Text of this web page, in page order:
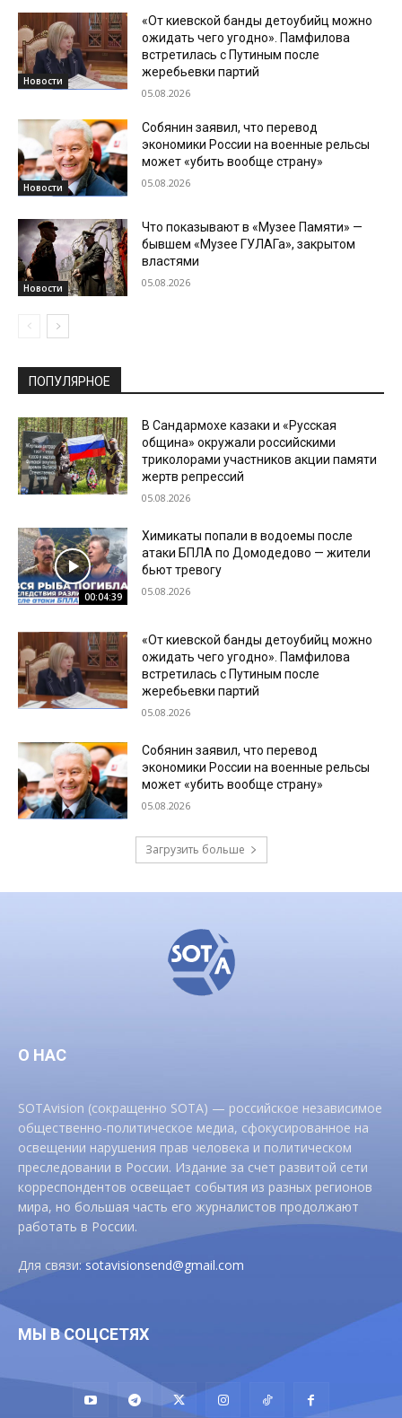
Новости
«От киевской банды детоубийц можно
ожидать чего угодно». Памфилова
встретилась с Путиным после
жеребьевки партий
05.08.2026
Новости
Собянин заявил, что перевод
экономики России на военные рельсы
может «убить вообще страну»
05.08.2026
Новости
Что показывают в «Музее Памяти» —
бывшем «Музее ГУЛАГа», закрытом
властями
05.08.2026
ПОПУЛЯРНОЕ
В Сандармохе казаки и «Русская
община» окружали российскими
триколорами участников акции памяти
жертв репрессий
05.08.2026
00:04:39
Химикаты попали в водоемы после
атаки БПЛА по Домодедово — жители
бьют тревогу
05.08.2026
«От киевской банды детоубийц можно
ожидать чего угодно». Памфилова
встретилась с Путиным после
жеребьевки партий
05.08.2026
Собянин заявил, что перевод
экономики России на военные рельсы
может «убить вообще страну»
05.08.2026
Загрузить больше
О НАС
SOTAvision (сокращенно SOTA) — российское независимое
общественно-политическое медиа, сфокусированное на
освещении нарушения прав человека и политическом
преследовании в России. Издание за счет развитой сети
корреспондентов освещает события из разных регионов
мира, но большая часть его журналистов продолжают
работать в России.
Для связи:sotavisionsend@gmail.com
МЫ В СОЦСЕТЯХ